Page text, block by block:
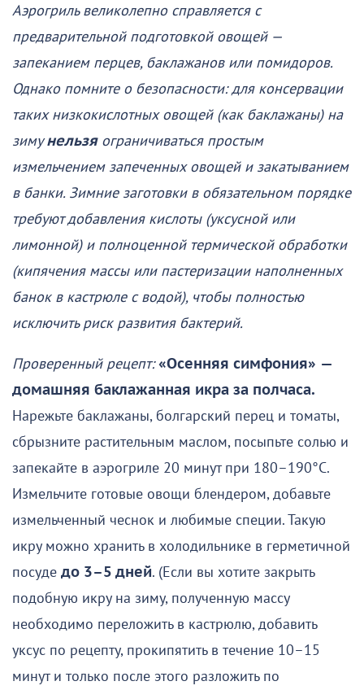
Аэрогриль великолепно справляется с
предварительной подготовкой овощей —
запеканием перцев, баклажанов или помидоров.
Однако помните о безопасности: для консервации
таких низкокислотных овощей (как баклажаны) на
зимунельзяограничиваться простым
измельчением запеченных овощей и закатыванием
в банки. Зимние заготовки в обязательном порядке
требуют добавления кислоты (уксусной или
лимонной) и полноценной термической обработки
(кипячения массы или пастеризации наполненных
банок в кастрюле с водой), чтобы полностью
исключить риск развития бактерий.
Проверенный рецепт:«Осенняя симфония» —
домашняя баклажанная икра за полчаса.
Нарежьте баклажаны, болгарский перец и томаты,
сбрызните растительным маслом, посыпьте солью и
запекайте в аэрогриле 20 минут при 180–190°C.
Измельчите готовые овощи блендером, добавьте
измельченный чеснок и любимые специи. Такую
икру можно хранить в холодильнике в герметичной
посуде до 3–5 дней. (Если вы хотите закрыть
подобную икру на зиму, полученную массу
необходимо переложить в кастрюлю, добавить
уксус по рецепту, прокипятить в течение 10–15
минут и только после этого разложить по